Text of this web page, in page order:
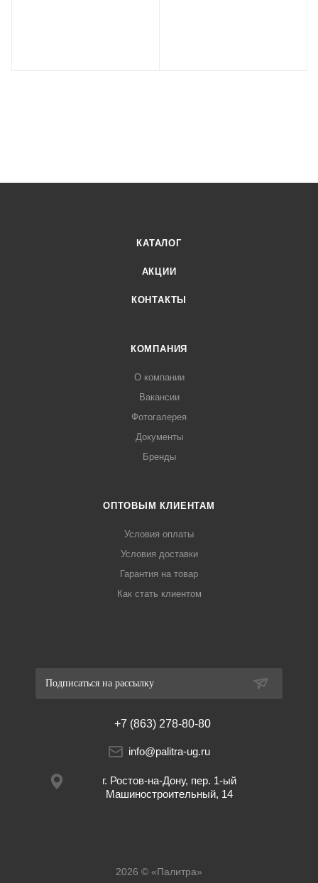
КАТАЛОГ
АКЦИИ
КОНТАКТЫ
КОМПАНИЯ
О компании
Вакансии
Фотогалерея
Документы
Бренды
ОПТОВЫМ КЛИЕНТАМ
Условия оплаты
Условия доставки
Гарантия на товар
Как стать клиентом
Подписаться на рассылку
+7 (863) 278-80-80
info@palitra-ug.ru
г. Ростов-на-Дону, пер. 1-ый
Машиностроительный, 14
2026 © «Палитра»